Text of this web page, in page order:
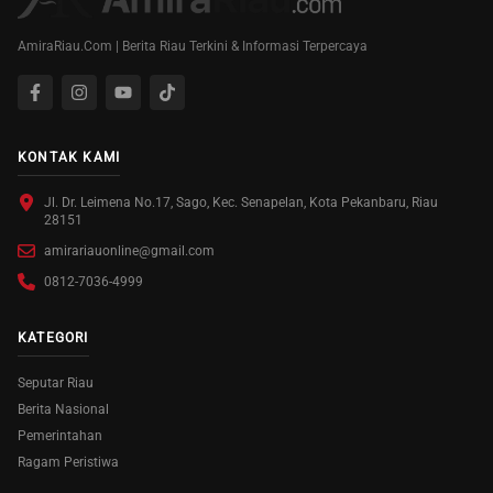
AmiraRiau.Com | Berita Riau Terkini & Informasi Terpercaya
KONTAK KAMI
Jl. Dr. Leimena No.17, Sago, Kec. Senapelan, Kota Pekanbaru, Riau
28151
amirariauonline@gmail.com
0812-7036-4999
KATEGORI
Seputar Riau
Berita Nasional
Pemerintahan
Ragam Peristiwa